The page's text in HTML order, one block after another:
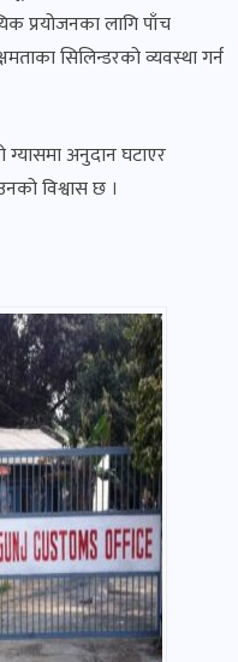
प्रयोजनका लागि पाँच
सिलिन्डरको व्यवस्था गर्न
ग्यासमा अनुदान घटाएर
विश्वास छ ।